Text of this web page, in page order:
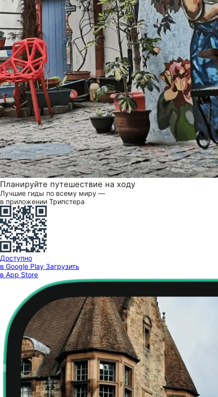
Планируйте путешествие на ходу
Лучшие гиды по всему миру —
в приложении Трипстера
Доступно
в Google Play Загрузить
в App Store